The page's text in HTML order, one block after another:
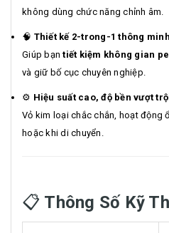
không dùng chức năng chỉnh âm.
🧠 Thiết kế 2-trong-1 thông minh
Giúp bạntiết kiệm không gian
và giữ bố cục chuyên nghiệp.
⚙️ Hiệu suất cao, độ bền vượt
Vỏ kim loại chắc chắn, hoạt động
hoặc khi di chuyển.
📋 Thông Số Kỹ